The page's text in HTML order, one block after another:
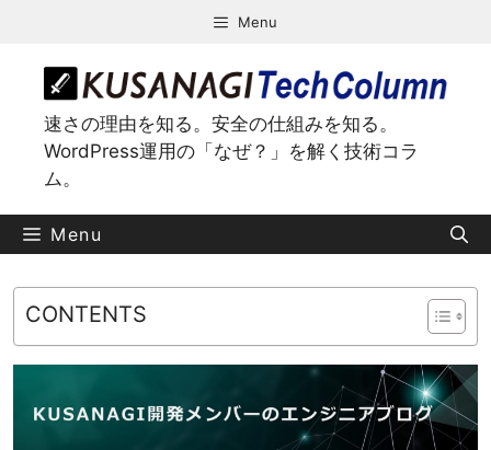
プ
Menu
速さの理由を知る。安全の仕組みを知る。
WordPress運用の「なぜ？」を解く技術コラ
ム。
Menu
CONTENTS